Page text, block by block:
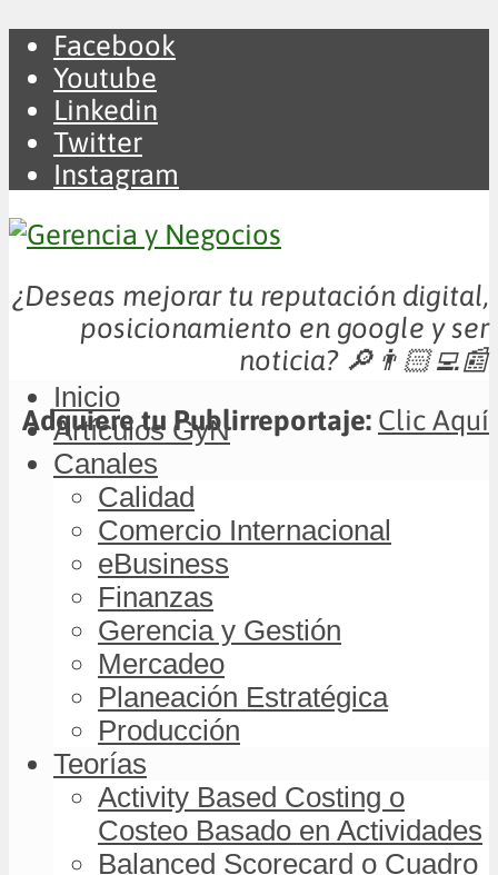
Facebook
Youtube
Linkedin
Twitter
Instagram
¿Deseas mejorar tu reputación digital,
posicionamiento en google y ser
noticia? 🔎👨🏻‍💻📰
Adquiere tu Publirreportaje: Clic Aquí
Inicio
Artículos GyN
Canales
Calidad
Comercio Internacional
eBusiness
Finanzas
Gerencia y Gestión
Mercadeo
Planeación Estratégica
Producción
Teorías
Activity Based Costing o
Costeo Basado en Actividades
Balanced Scorecard o Cuadro